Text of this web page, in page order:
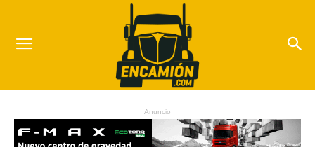
Anuncio